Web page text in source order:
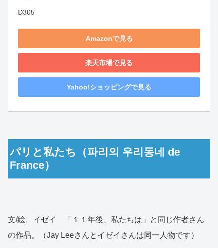
D305
Amazonで見る
楽天市場で見る
Yahoo!ショッピングで見る
パリと私たち（파리의 우리동네 de
France）
文/絵 イゼイ 「１１年後、私たちは」と同じ作者さん
の作品。（Jay Leeさんとイゼイさんは同一人物です）